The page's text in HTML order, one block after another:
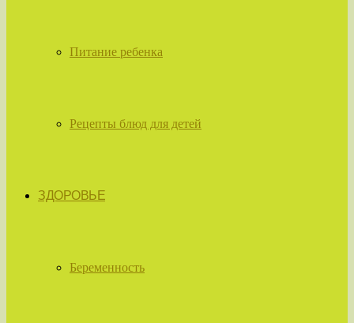
Питание ребенка
Рецепты блюд для детей
ЗДОРОВЬЕ
Беременность